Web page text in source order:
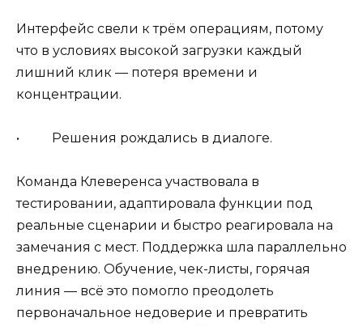
Интерфейс свели к трём операциям, потому
что в условиях высокой загрузки каждый
лишний клик — потеря времени и
концентрации.
• Решения рождались в диалоге.
Команда Клеверенса участвовала в
тестировании, адаптировала функции под
реальные сценарии и быстро реагировала на
замечания с мест. Поддержка шла параллельно
внедрению. Обучение, чек-листы, горячая
линия — всё это помогло преодолеть
первоначальное недоверие и превратить